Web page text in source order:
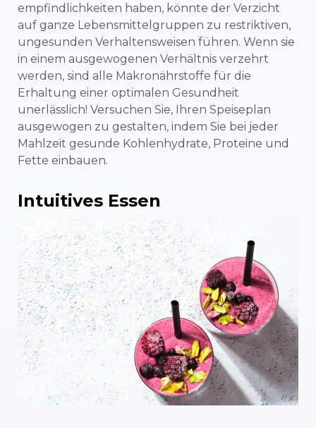
empfindlichkeiten haben, könnte der Verzicht
auf ganze Lebensmittelgruppen zu restriktiven,
ungesunden Verhaltensweisen führen. Wenn sie
in einem ausgewogenen Verhältnis verzehrt
werden, sind alle Makronährstoffe für die
Erhaltung einer optimalen Gesundheit
unerlässlich! Versuchen Sie, Ihren Speiseplan
ausgewogen zu gestalten, indem Sie bei jeder
Mahlzeit gesunde Kohlenhydrate, Proteine und
Fette einbauen.
Intuitives Essen